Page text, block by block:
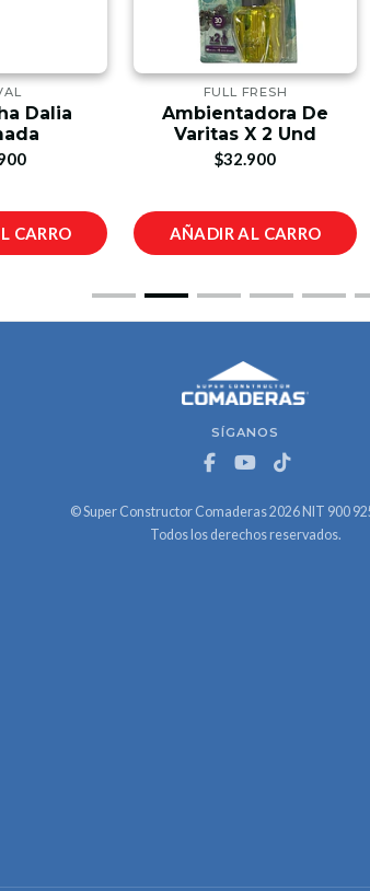
Dalia
CARRO
FULL FRESH
Ambientadora De
Varitas X 2 Und
$32.900
AÑADIR AL CARRO
SÍGANOS
© Super Constructor Comaderas 2026 NIT 900
Todos los derechos reservados.